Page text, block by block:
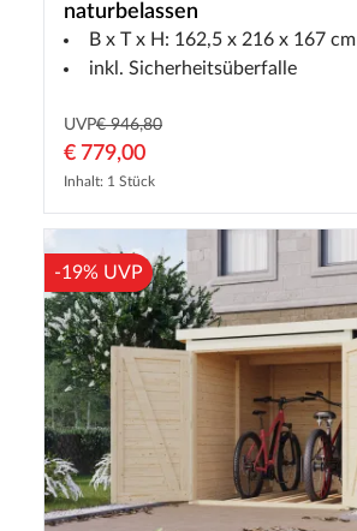
naturbelassen
B x T x H: 162,5 x 216 x 167 cm
inkl. Sicherheitsüberfalle
UVP€ 946,80
€ 779,00
Inhalt: 1 Stück
-19% UVP